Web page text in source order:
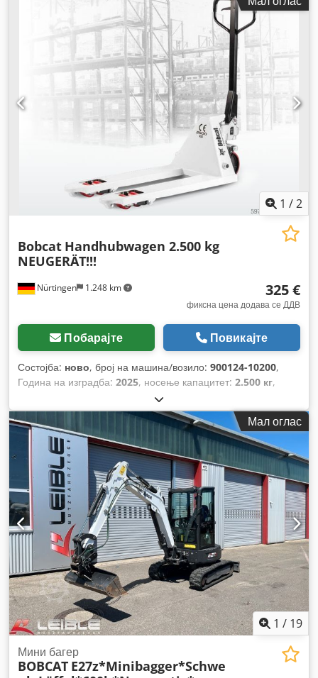
1 /2
Nürtingen 1.248 km
Bobcat Handhubwagen 2.500 kg
NEUGERÄT!!!
325 €
фиксна цена додава се ДДВ
Побарајте Повикајте
Состојба: ново, број на машина/возило: 900124-10200,
Година на изградба: 2025, носење капацитет: 2.500 кг,
1.150 мм
Мал оглас
1 / 19
Мини багер
BOBCAT E27z*Minibagger*Schwe